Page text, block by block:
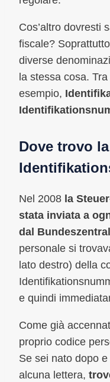
Cos’altro dovresti
fiscale?
diverse
la stessa cosa.
esempio,
Dove trovo
Nel 2008 la
stata inviata a
dal
personale si
lato destro) della
e quindi
Come già
proprio codice
Se sei nato dopo
alcuna lettera,